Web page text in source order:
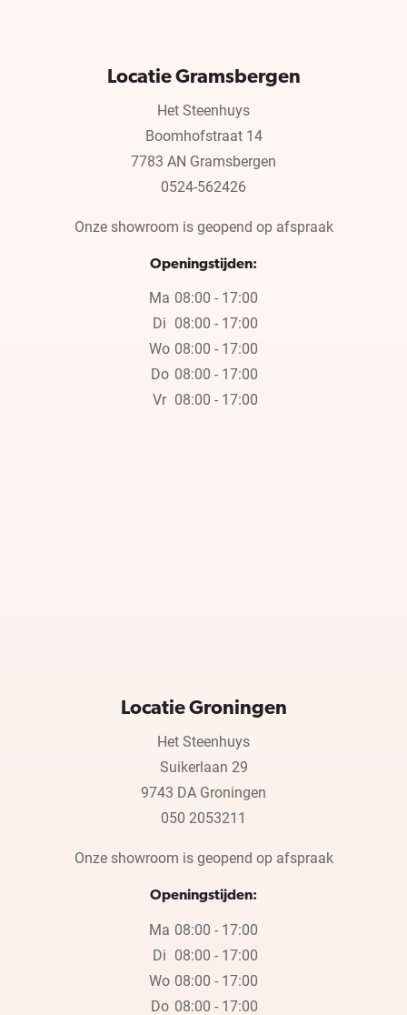
Locatie Gramsbergen
Het Steenhuys
Boomhofstraat 14
7783 AN Gramsbergen
0524-562426
Onze showroom is geopend op afspraak
Openingstijden:
Ma 08:00 - 17:00
Di 08:00 - 17:00
Wo 08:00 - 17:00
Do 08:00 - 17:00
Vr 08:00 - 17:00
Locatie Groningen
Het Steenhuys
Suikerlaan 29
9743 DA Groningen
050 2053211
Onze showroom is geopend op afspraak
Openingstijden:
Ma 08:00 - 17:00
Di 08:00 - 17:00
Wo 08:00 - 17:00
Do 08:00 - 17:00